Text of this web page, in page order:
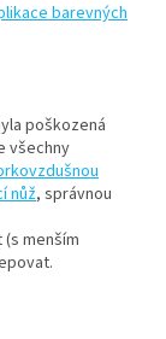
barevných
poškozená
všechny
nůž, správnou
menším